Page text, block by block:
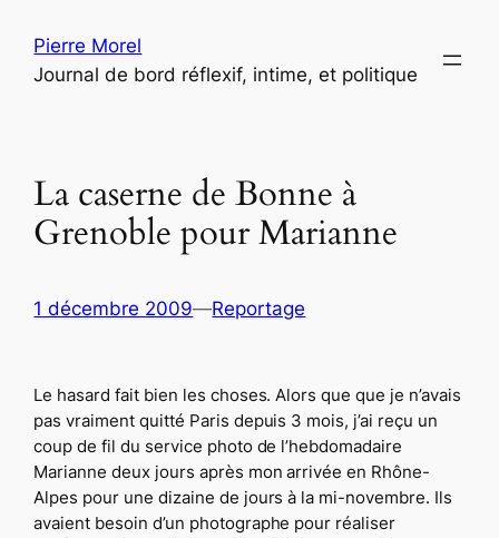
contenu
Pierre Morel
Journal de bord réflexif, intime, et politique
La caserne de Bonne à
Grenoble pour Marianne
1 décembre 2009—Reportage
Le hasard fait bien les choses. Alors que que je n’avais
pas vraiment quitté Paris depuis 3 mois, j’ai reçu un
coup de fil du service photo de l’hebdomadaire
Marianne deux jours après mon arrivée en Rhône-
Alpes pour une dizaine de jours à la mi-novembre. Ils
avaient besoin d’un photographe pour réaliser